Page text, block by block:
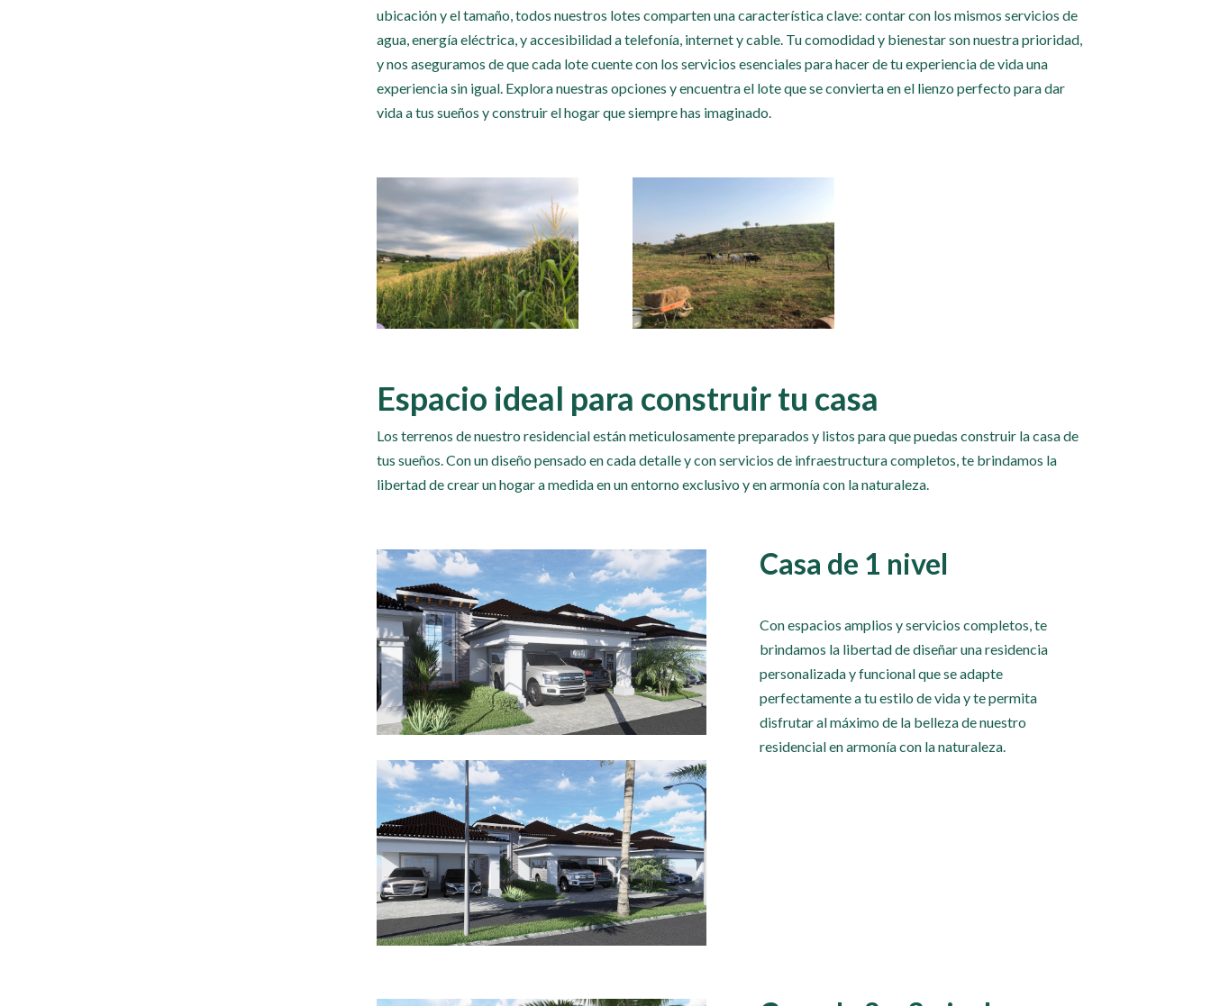
ubicación y el tamaño, todos nuestros lotes comparten una característica clave: contar con los mismos servicios de
agua, energía eléctrica, y accesibilidad a telefonía, internet y cable. Tu comodidad y bienestar son nuestra prioridad,
y nos aseguramos de que cada lote cuente con los servicios esenciales para hacer de tu experiencia de vida una
experiencia sin igual. Explora nuestras opciones y encuentra el lote que se convierta en el lienzo perfecto para dar
vida a tus sueños y construir el hogar que siempre has imaginado.
Espacio ideal para construir tu casa
Los terrenos de nuestro residencial están meticulosamente preparados y listos para que puedas construir la casa de
tus sueños. Con un diseño pensado en cada detalle y con servicios de infraestructura completos, te brindamos la
libertad de crear un hogar a medida en un entorno exclusivo y en armonía con la naturaleza.
Casa de 1 nivel
Con espacios amplios y servicios completos, te
brindamos la libertad de diseñar una residencia
personalizada y funcional que se adapte
perfectamente a tu estilo de vida y te permita
disfrutar al máximo de la belleza de nuestro
residencial en armonía con la naturaleza.